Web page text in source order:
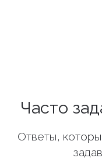
Часто
Ответы,